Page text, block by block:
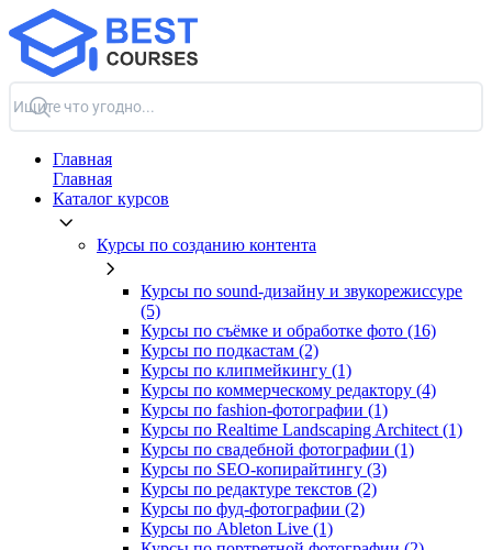
Главная
Главная
Каталог курсов
Курсы по созданию контента
Курсы по sound-дизайну и звукорежиссуре
(5)
Курсы по съёмке и обработке фото (16)
Курсы по подкастам (2)
Курсы по клипмейкингу (1)
Курсы по коммерческому редактору (4)
Курсы по fashion-фотографии (1)
Курсы по Realtime Landscaping Architect (1)
Курсы по свадебной фотографии (1)
Курсы по SEO-копирайтингу (3)
Курсы по редактуре текстов (2)
Курсы по фуд-фотографии (2)
Курсы по Ableton Live (1)